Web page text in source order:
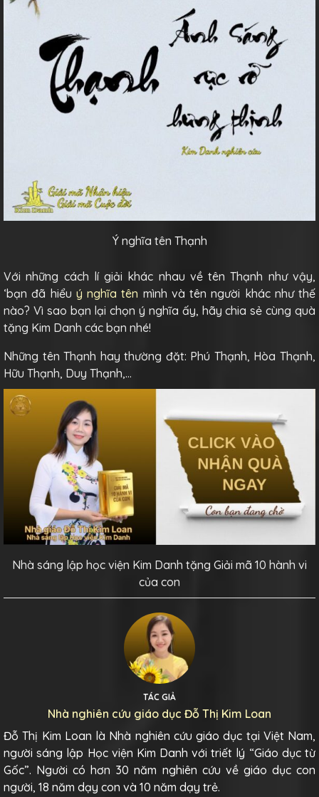
Ý nghĩa tên Thạnh
Với những cách lí giải khác nhau về tên Thạnh như vậy,
‘bạn đã hiểu ý nghĩa tên mình và tên người khác như thế
nào? Vì sao bạn lại chọn ý nghĩa ấy, hãy chia sẻ cùng quà
tặng Kim Danh các bạn nhé!
Những tên Thạnh hay thường đặt: Phú Thạnh, Hòa Thạnh,
Hữu Thạnh, Duy Thạnh,…
Nhà sáng lập học viện Kim Danh tặng Giải mã 10 hành vi
của con
TÁC GIẢ
Nhà nghiên cứu giáo dục Đỗ Thị Kim Loan
Đỗ Thị Kim Loan là Nhà nghiên cứu giáo dục tại Việt Nam,
người sáng lập Học viện Kim Danh với triết lý “Giáo dục từ
Gốc”. Người có hơn 30 năm nghiên cứu về giáo dục con
người, 18 năm dạy con và 10 năm dạy trẻ.